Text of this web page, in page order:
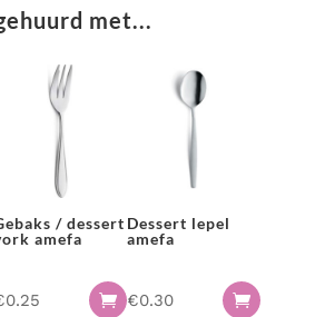
met...
/ dessert
amefa
0.25 
Dessert lepel
amefa
€0.30 